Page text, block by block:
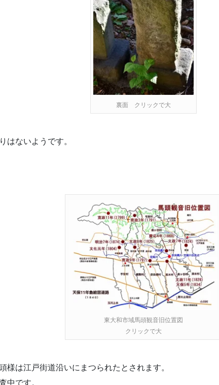
裏面 クリックで大
はないようです。
東大和市域馬頭観音旧位置図
クリックで大
様は江戸街道沿いにまつられたとされます。
中です。